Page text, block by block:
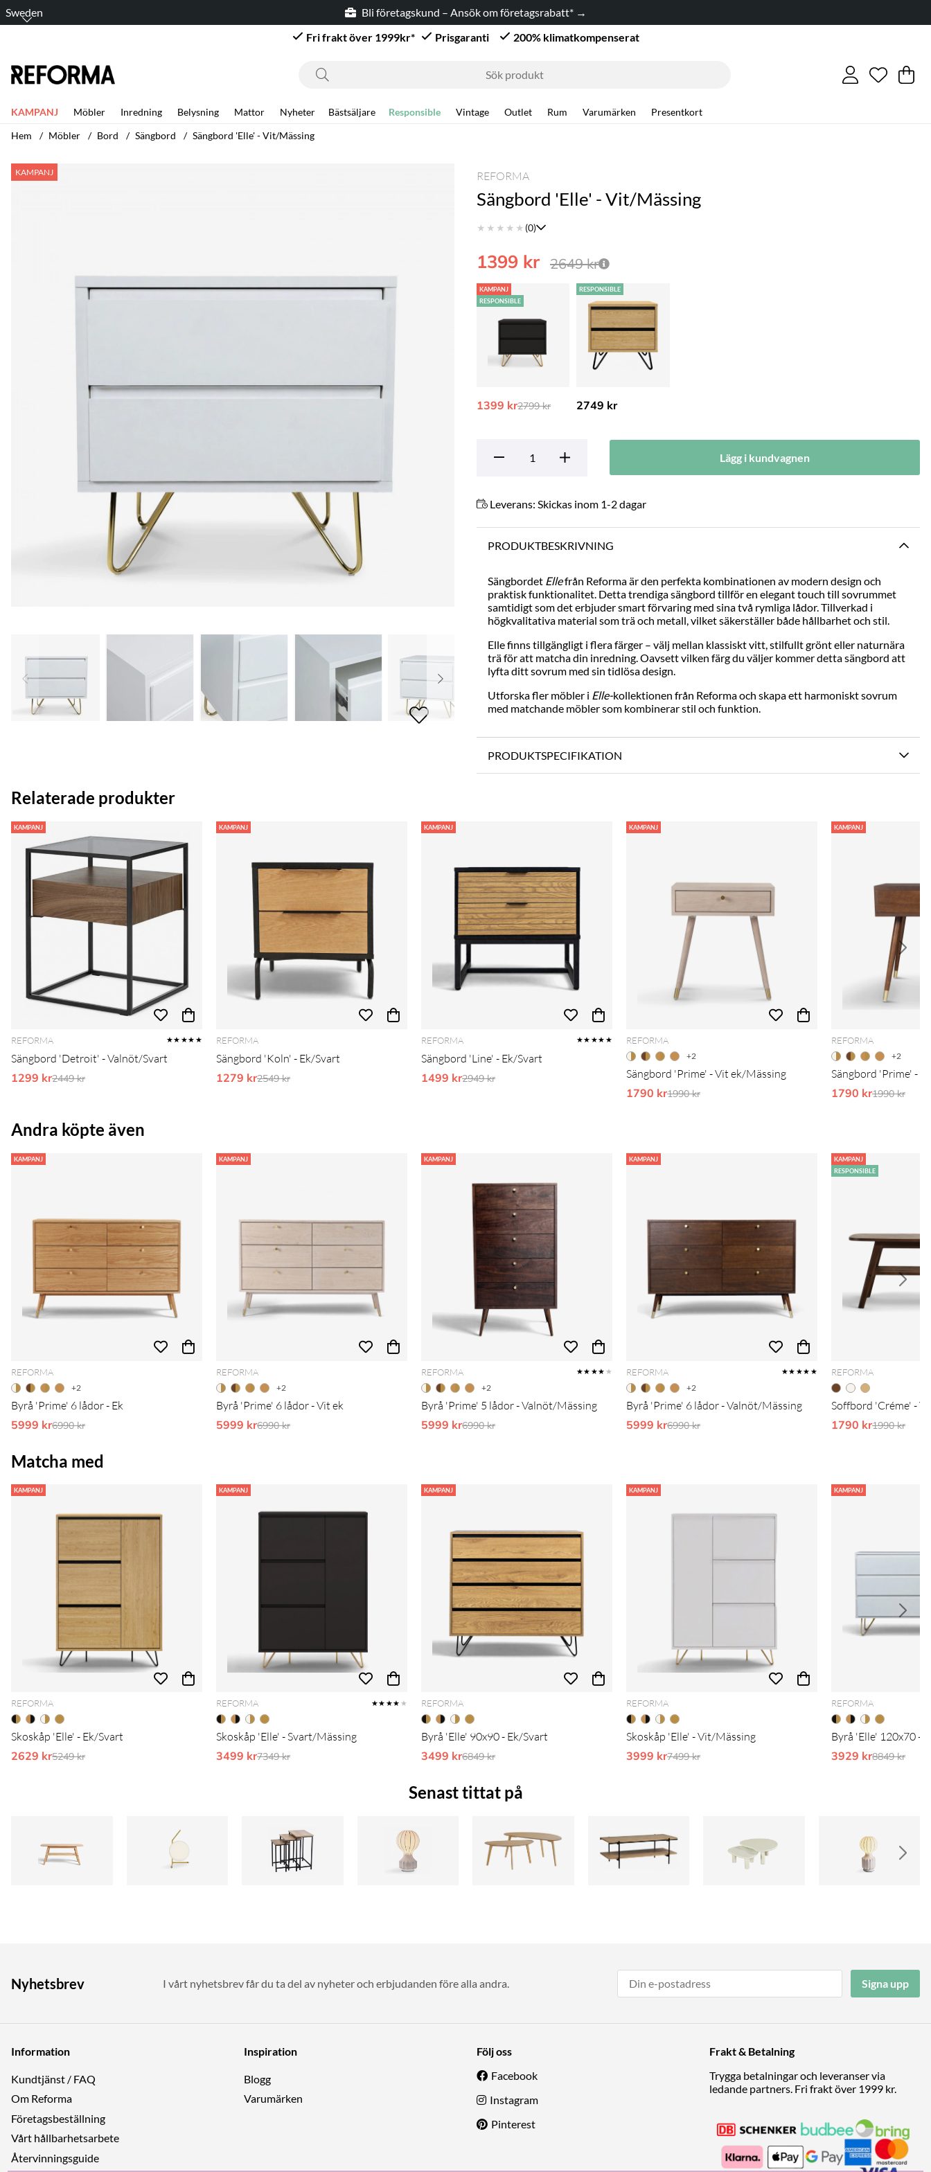
Sweden
Bli företagskund – Ansök om företagsrabatt* →
Fri frakt över 1999kr*
Prisgaranti 200% klimatkompenserat
Antal i
. .
KAMPANJ Möbler Inredning Belysning Mattor Nyheter Bästsäljare Responsible Vintage Outlet Rum Varumärken
Presentkort
Hem
Möbler Bord Sängbord Sängbord 'Elle' - Vit/Mässing
KAMPANJ
Produktbilder Sängbord 'Elle' - Vit/Mässing REFORMA
Sängbord 'Elle' - Vit/Mässing
★ ★ ★ ★ ★ (0)
2649kr
1399 kr
KAMPANJ
RESPONSIBLE
1399 krOrdinarie pris:
2799 kr
RESPONSIBLE
2749 kr
Lägg i kundvagnen
Leverans: Skickas inom 1-2 dagar
PRODUKTBESKRIVNING
Sängbordet Ellefrån Reformaär den perfekta kombinationen av modern design och
praktisk funktionalitet. Detta trendiga sängbord tillför en elegant touch till sovrummet
samtidigt som det erbjuder smart förvaring med sina två rymliga lådor. Tillverkad i
högkvalitativa material som trä och metall, vilket säkerställer både hållbarhet och stil.
Elle finns tillgängligt i flera färger – välj mellan klassiskt vitt, stilfullt grönt eller naturnära
trä för att matcha din inredning. Oavsett vilken färg du väljer kommer detta sängbord att
lyfta ditt sovrum med sin tidlösa design.
Utforska fler möbler i Elle-kollektionen från Reformaoch skapa ett harmoniskt sovrum
med matchande möbler som kombinerar stil och funktion.
PRODUKTSPECIFIKATION
Relaterade produkter
KAMPANJ
REFORMA ★★★★★
Sängbord 'Detroit' - Valnöt/Svart
1299 krOrdinarie pris:
2449 kr
KAMPANJ
REFORMA
Sängbord 'Koln' - Ek/Svart
1279 krOrdinarie pris:
2549 kr
KAMPANJ
REFORMA ★★★★★
Sängbord 'Line' - Ek/Svart
1499 krOrdinarie pris:
2949 kr
KAMPANJ
REFORMA
+2
Sängbord 'Prime' - Vit ek/Mässing
1790 krOrdinarie pris:
1990 kr
KAMPANJ
REFORMA
+2
Sängbord 'Prime' -
1790 krOrdinarie
1990 kr
Andra köpte även
KAMPANJ
REFORMA
+2
Byrå 'Prime' 6 lådor - Ek
5999 krOrdinarie pris:
6990 kr
KAMPANJ
REFORMA
+2
Byrå 'Prime' 6 lådor - Vit ek
5999 krOrdinarie pris:
6990 kr
KAMPANJ
REFORMA ★★★★ ★
+2
Byrå 'Prime' 5 lådor - Valnöt/Mässing
5999 krOrdinarie pris:
6990 kr
KAMPANJ
REFORMA ★★★★★
+2
Byrå 'Prime' 6 lådor - Valnöt/Mässing
5999 krOrdinarie pris:
6990 kr
KAMPANJ
RESPONSIBLE
REFORMA
Soffbord 'Créme' -
1790 krOrdinarie
1990 kr
Matcha med
KAMPANJ
REFORMA
Skoskåp 'Elle' - Ek/Svart
2629 krOrdinarie pris:
5249 kr
KAMPANJ
REFORMA ★★★★ ★
Skoskåp 'Elle' - Svart/Mässing
3499 krOrdinarie pris:
7349 kr
KAMPANJ
REFORMA
Byrå 'Elle' 90x90 - Ek/Svart
3499 krOrdinarie pris:
6849 kr
KAMPANJ
REFORMA
Skoskåp 'Elle' - Vit/Mässing
3999 krOrdinarie pris:
7499 kr
KAMPANJ
REFORMA
Byrå 'Elle' 120x70 -
3929 krOrdinarie
8849 kr
Senast tittat på
Nyhetsbrev I vårt nyhetsbrev får du ta del av nyheter och erbjudanden före alla andra. Signa upp
Information
Kundtjänst / FAQ
Om Reforma
Företagsbeställning
Vårt hållbarhetsarbete
Återvinningsguide
Inspiration
Blogg
Varumärken
Följ oss
Facebook
Instagram
Pinterest
Frakt & Betalning
Trygga betalningar och leveranser via
ledande partners. Fri frakt över 1999 kr.